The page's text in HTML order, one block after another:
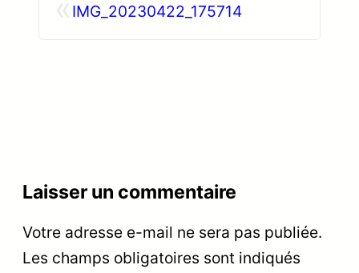
IMG_20230422_175714
Laisser un commentaire
Votre adresse e-mail ne sera pas publiée.
Les champs obligatoires sont indiqués